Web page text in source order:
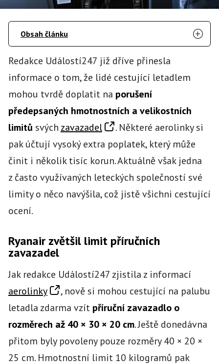
Obsah článku
Redakce Událostí247 již dříve přinesla
informace o tom, že lidé cestující letadlem
mohou tvrdě doplatit na porušení
předepsaných hmotnostních a velikostních
limitů svých zavazadel
. Některé aerolinky si
pak účtují vysoký extra poplatek, který může
činit i několik tisíc korun. Aktuálně však jedna
z často využívaných leteckých společností své
limity o něco navýšila, což jistě všichni cestující
ocení.
Ryanair zvětšil limit příručních
zavazadel
Jak redakce Událostí247 zjistila z informací
aerolinky
, nově si mohou cestující na palubu
letadla zdarma vzít příruční zavazadlo o
rozměrech až 40 × 30 × 20 cm. Ještě donedávna
přitom byly povoleny pouze rozměry 40 × 20 ×
25 cm. Hmotnostní limit 10 kilogramů pak